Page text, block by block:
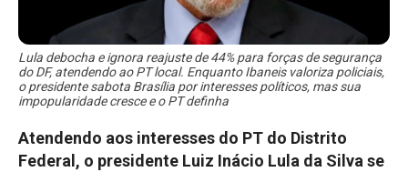
Lula debocha e ignora reajuste de 44% para forças de segurança
do DF, atendendo ao PT local. Enquanto Ibaneis valoriza policiais,
o presidente sabota Brasília por interesses políticos, mas sua
impopularidade cresce e o PT definha
Atendendo aos interesses do PT do Distrito
Federal, o presidente Luiz Inácio Lula da Silva se